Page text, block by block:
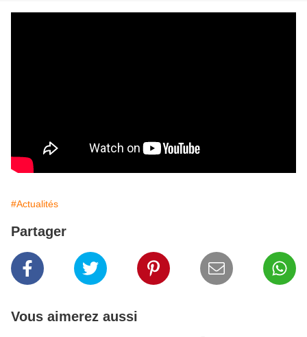
#Actualités
Partager
Vous aimerez aussi